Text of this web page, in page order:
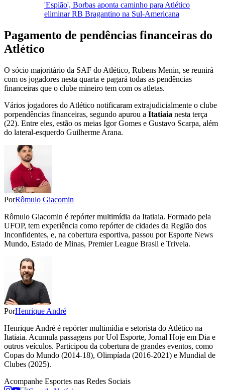
'Espião', Borbas aponta caminho para Atlético
eliminar RB Bragantino na Sul-Americana
Pagamento de pendências financeiras do
Atlético
O sócio majoritário da SAF do Atlético, Rubens Menin, se reunirá
com os jogadores nesta quarta e pagará todas as pendências
financeiras que o clube mineiro tem com os atletas.
Vários jogadores do Atlético notificaram extrajudicialmente o clube
porpendências financeiras, segundo apurou a Itatiaia nesta terça
(22). Entre eles, estão os meias Igor Gomes e Gustavo Scarpa, além
do lateral-esquerdo Guilherme Arana.
PorRômulo Giacomin
Rômulo Giacomin é repórter multimídia da Itatiaia. Formado pela
UFOP, tem experiência como repórter de cidades da Região dos
Inconfidentes, e, na cobertura esportiva, passou por Esporte News
Mundo, Estado de Minas, Premier League Brasil e Trivela.
PorHenrique André
Henrique André é repórter multimídia e setorista do Atlético na
Itatiaia. Acumula passagens por Uol Esporte, Jornal Hoje em Dia e
outros veículos. Participou da cobertura de grandes eventos, como
Copas do Mundo (2014-18), Olimpíada (2016-2021) e Mundial de
Clubes (2025).
Acompanhe Esportes nas Redes Sociais